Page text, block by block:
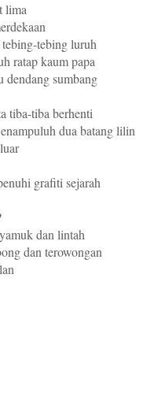
lima
tebing luruh
ratap kaum papa
dendang sumbang
tiba-tiba berhenti
dua batang lilin
grafiti sejarah
dan lintah
dan terowongan